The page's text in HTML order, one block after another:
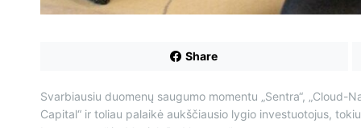
Share
Svarbiausiu duomenų saugumo momentu „Sentra“, „Cloud-
Capital“ ir toliau palaikė aukščiausio lygio investuotojus,